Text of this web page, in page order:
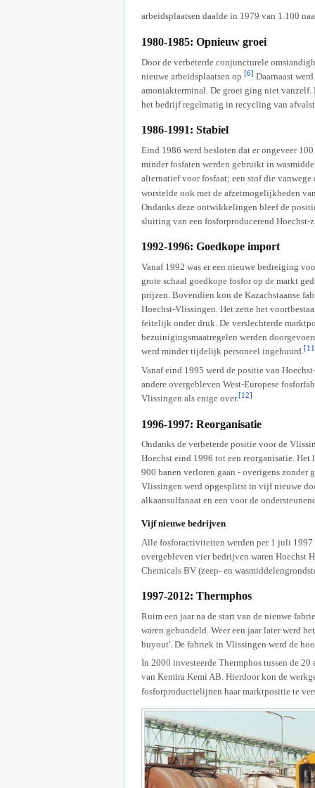
arbeidsplaatsen daalde in 1979 van 1.100
1980-1985: Opnieuw groei
Door de verbeterde conjuncturele
nieuwe arbeidsplaatsen op.[6] Daarnaast
amoniakterminal. De groei ging niet
het bedrijf regelmatig in recycling van
1986-1991: Stabiel
Eind 1986 werd besloten dat er ongeveer
minder fosfaten werden gebruikt in
alternatief voor fosfaat; een stof die
worstelde ook met de afzetmogelijkheden
Ondanks deze ontwikkelingen bleef de
sluiting van een fosforproducerend
1992-1996: Goedkope import
Vanaf 1992 was er een nieuwe bedreiging
grote schaal goedkope fosfor op de markt
prijzen. Bovendien kon de Kazachstaanse
Hoechst-Vlissingen. Het zette het
feitelijk onder druk. De verslechterde
bezuinigingsmaatregelen werden
werd minder tijdelijk personeel ingehuurd.
Vanaf eind 1995 werd de positie van
andere overgebleven West-Europese
Vlissingen als enige over.[12]
1996-1997: Reorganisatie
Ondanks de verbeterde positie voor de
Hoechst eind 1996 tot een reorganisatie. Het
900 banen verloren gaan - overigens zonder
Vlissingen werd opgesplitst in vijf nieuwe
alkaansulfanaat en een voor de
Vijf nieuwe bedrijven
Alle fosforactiviteiten werden per 1 juli 1997
overgebleven vier bedrijven waren Hoechst
Chemicals BV (zeep- en
1997-2012: Thermphos
Ruim een jaar na de start van de nieuwe
waren gebundeld. Weer een jaar later werd
buyout'. De fabriek in Vlissingen werd de
In 2000 investeerde Thermphos tussen de
van Kemira Kemi AB. Hierdoor kon de
fosforproductielijnen haar marktpositie te